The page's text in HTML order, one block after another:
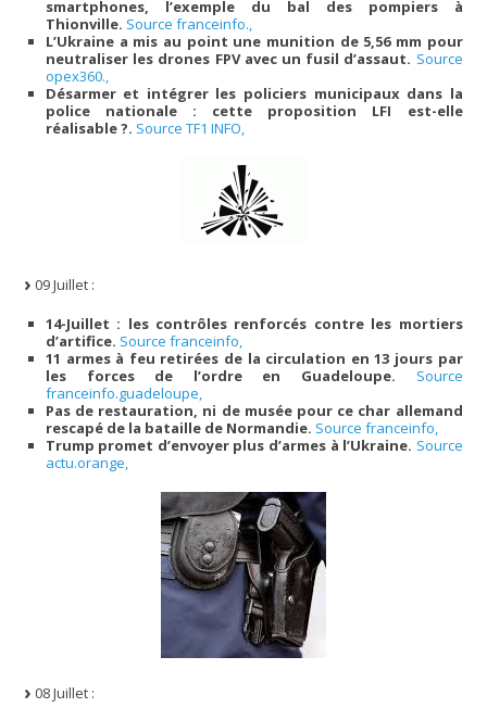
smartphones, l’exemple du bal des pompiers à
Thionville. Source franceinfo.,
L’Ukraine a mis au point une munition de 5,56 mm pour
neutraliser les drones FPV avec un fusil d’assaut. Source
opex360.,
Désarmer et intégrer les policiers municipaux dans la
police nationale : cette proposition LFI est-elle
réalisable ?. Source TF1 INFO,
09 Juillet :
14-Juillet : les contrôles renforcés contre les mortiers
d’artifice. Source franceinfo,
11 armes à feu retirées de la circulation en 13 jours par
les forces de l’ordre en Guadeloupe. Source
franceinfo.guadeloupe,
Pas de restauration, ni de musée pour ce char allemand
rescapé de la bataille de Normandie. Source franceinfo,
Trump promet d’envoyer plus d’armes à l’Ukraine. Source
actu.orange,
08 Juillet :